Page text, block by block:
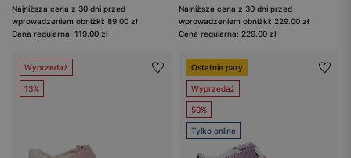
Najniższa cena z 30 dni przed
wprowadzeniem obniżki: 89.00 zł
Cena regularna: 119.00 zł
Najniższa cena z 30 dni przed
wprowadzeniem obniżki: 229.00 zł
Cena regularna: 229.00 zł
Wyprzedaż
13%
Ostatnie pary
Wyprzedaż
50%
Tylko online